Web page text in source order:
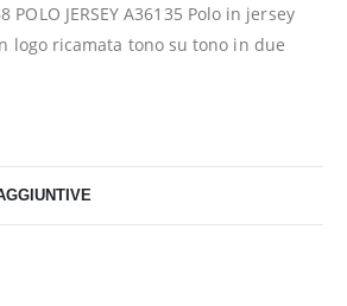
POLO JERSEY A36135 Polo in jersey
logo ricamata tono su tono in due